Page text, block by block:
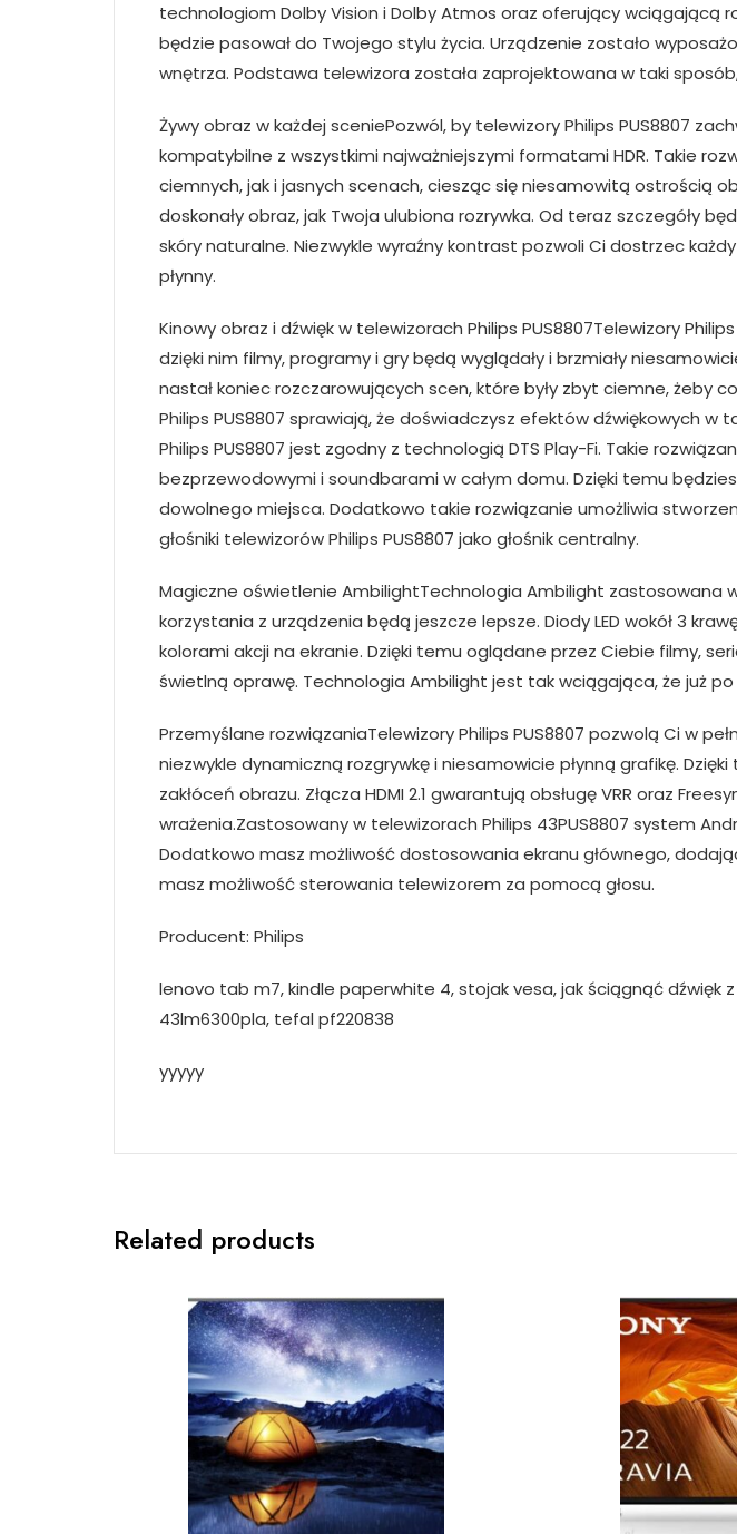
technologiom Dolby Vision i Dolby Atmos oraz oferujący wciągającą
będzie pasował do Twojego stylu życia. Urządzenie zostało
wnętrza. Podstawa telewizora została zaprojektowana w taki
Żywy obraz w każdej sceniePozwól, by telewizory Philips PUS8807
kompatybilne z wszystkimi najważniejszymi formatami HDR. Takie
ciemnych, jak i jasnych scenach, ciesząc się niesamowitą ostrością
doskonały obraz, jak Twoja ulubiona rozrywka. Od teraz szczegóły
skóry naturalne. Niezwykle wyraźny kontrast pozwoli Ci dostrzec
płynny.
Kinowy obraz i dźwięk w telewizorach Philips PUS8807Telewizory
dzięki nim filmy, programy i gry będą wyglądały i brzmiały
nastał koniec rozczarowujących scen, które były zbyt ciemne, żeby
Philips PUS8807 sprawiają, że doświadczysz efektów dźwiękowych
Philips PUS8807 jest zgodny z technologią DTS Play-Fi. Takie
bezprzewodowymi i soundbarami w całym domu. Dzięki temu
dowolnego miejsca. Dodatkowo takie rozwiązanie umożliwia
głośniki telewizorów Philips PUS8807 jako głośnik centralny.
Magiczne oświetlenie AmbilightTechnologia Ambilight zastosowana
korzystania z urządzenia będą jeszcze lepsze. Diody LED wokół 3
kolorami akcji na ekranie. Dzięki temu oglądane przez Ciebie filmy,
świetlną oprawę. Technologia Ambilight jest tak wciągająca, że już
Przemyślane rozwiązaniaTelewizory Philips PUS8807 pozwolą Ci w
niezwykle dynamiczną rozgrywkę i niesamowicie płynną grafikę.
zakłóceń obrazu. Złącza HDMI 2.1 gwarantują obsługę VRR oraz
wrażenia.Zastosowany w telewizorach Philips 43PUS8807 system
Dodatkowo masz możliwość dostosowania ekranu głównego,
masz możliwość sterowania telewizorem za pomocą głosu.
Producent: Philips
lenovo tab m7, kindle paperwhite 4, stojak vesa, jak ściągnąć
43lm6300pla, tefal pf220838
yyyyy
Related products